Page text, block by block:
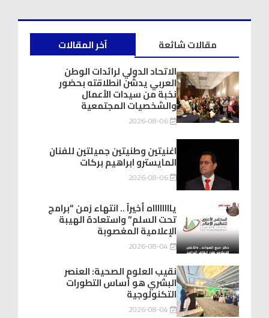
آخر المقالات
مقالات شائعة
الاتحاد الدولي لرائدات الوطن
العربي يدشّن انطلاقته بحضور
نخبة من سيدات الأعمال
والشخصيات المجتمعية
2026-08-06
اغنيتين وطنيتين جميلتين للفنان
المايسترو ابراهيم بركات
2026-08-06
يااااااااه أخيراً .. انتهاء زمن “برامج
تحت السلم” واستعادة الهيبة
الإعلامية المغصوبة
2026-08-04
نقيب العلوم الصحية: العنصر
البشري هو أساس التطورات
التكنولوجية
2026-08-04